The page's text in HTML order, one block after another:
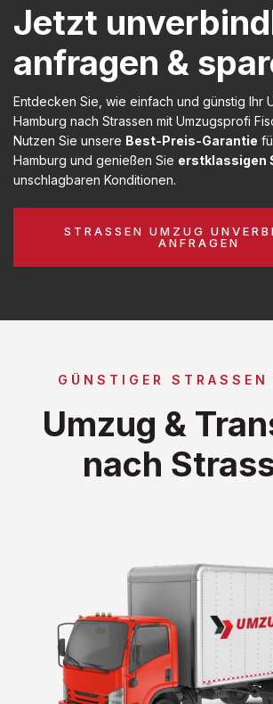
Jetzt
anfragen &
Entdecken Sie, wie einfach und günstig Ihr
Hamburg nach Strassen mit Umzugsprofi
Nutzen Sie unsere Best-Preis-Garantie
Hamburg und genießen Sie erstklassigen
unschlagbaren Konditionen.
STRASSEN UMZUG
ANFRAGEN
GÜNSTIGER STRASSEN
Umzug &
nach